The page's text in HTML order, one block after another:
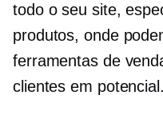
todo o seu site,
produtos, onde
ferramentas de
clientes em potencial.